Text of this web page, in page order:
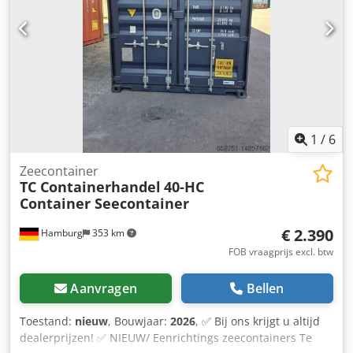
afname 🚛 Levering en lossen tegen meerprijs mogelijk 📍
Vermeld uw postcode voor levering en lossen Neem gerust
contact op als u interesse heeft.
1 / 6
Hamburg 353 km
Zeecontainer
TC Containerhandel 40-HC
Container Seecontainer
€ 2.390
FOB vraagprijs excl. btw
Aanvragen Bellen
Toestand: nieuw, Bouwjaar: 2026, ✅ Bij ons krijgt u altijd
dealerprijzen! ✅ NIEUW/ Eenrichtings zeecontainers Te